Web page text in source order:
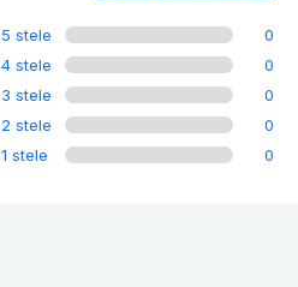
5 stele
0
4 stele
0
3 stele
0
2 stele
0
1 stele
0